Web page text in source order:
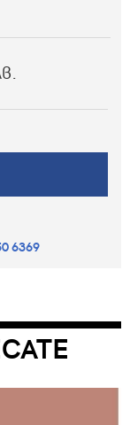
6369